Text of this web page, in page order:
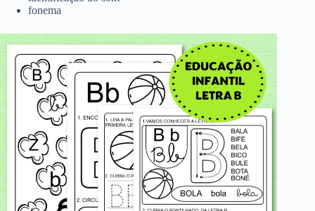
fonema